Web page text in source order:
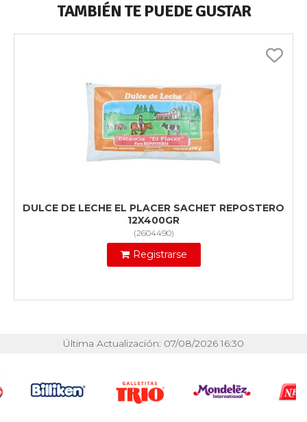
TAMBIÉN TE PUEDE GUSTAR
DULCE DE LECHE EL PLACER SACHET REPOSTERO
12X400GR
(2604490)
Registrarse
Última Actualización: 07/08/2026 16:30